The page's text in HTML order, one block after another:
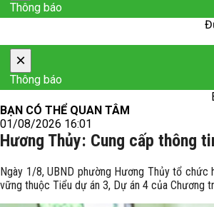
Thông báo
×
Thông báo
BẠN CÓ THỂ QUAN TÂM
01/08/2026 16:01
Hương Thủy: Cung cấp thông
Ngày 1/8, UBND phường Hương Thủy tổ
vững thuộc Tiểu dự án 3, Dự án 4 của Chương